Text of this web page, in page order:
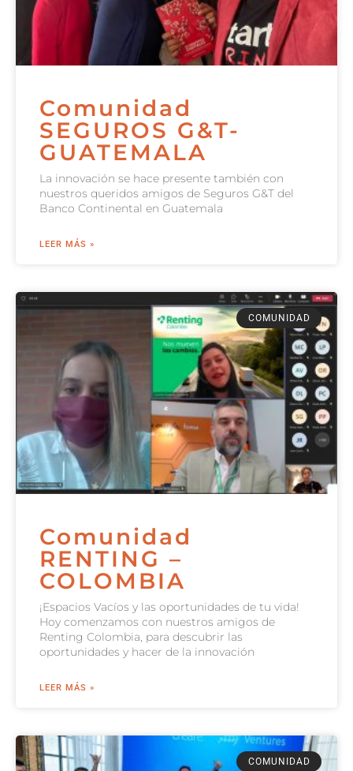
Comunidad
SEGUROS G&T-
GUATEMALA
La innovación se hace presente también con
nuestros queridos amigos de Seguros G&T del
Banco Continental en Guatemala
LEER MÁS »
COMUNIDAD
Comunidad
RENTING –
COLOMBIA
¡Espacios Vacíos y las oportunidades de tu vida!
Hoy comenzamos con nuestros amigos de
Renting Colombia, para descubrir las
oportunidades y hacer de la innovación
LEER MÁS »
COMUNIDAD